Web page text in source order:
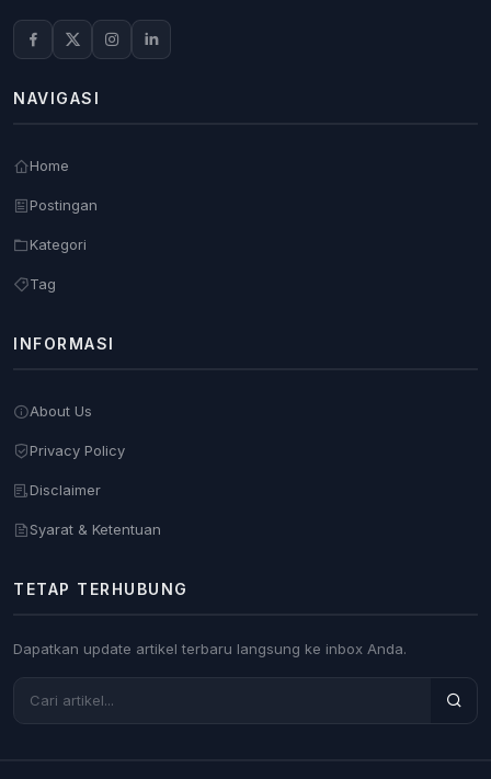
NAVIGASI
Home
Postingan
Kategori
Tag
INFORMASI
About Us
Privacy Policy
Disclaimer
Syarat & Ketentuan
TETAP TERHUBUNG
Dapatkan update artikel terbaru langsung ke inbox Anda.